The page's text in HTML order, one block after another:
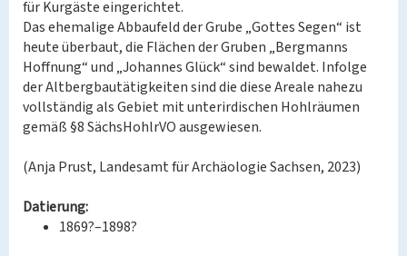
für Kurgäste eingerichtet.
Das ehemalige Abbaufeld der Grube „Gottes Segen“ ist
heute überbaut, die Flächen der Gruben „Bergmanns
Hoffnung“ und „Johannes Glück“ sind bewaldet. Infolge
der Altbergbautätigkeiten sind die diese Areale nahezu
vollständig als Gebiet mit unterirdischen Hohlräumen
gemäß §8 SächsHohlrVO ausgewiesen.
(Anja Prust, Landesamt für Archäologie Sachsen, 2023)
Datierung:
1869?–1898?